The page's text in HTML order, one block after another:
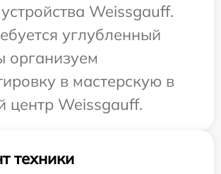
Weissgauff.
углубленный
организуем
в мастерскую в
центр Weissgauff.
техники